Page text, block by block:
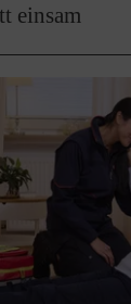
einsam